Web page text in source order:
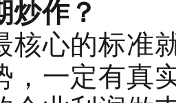
炒作？
核心的标准
，一定有真